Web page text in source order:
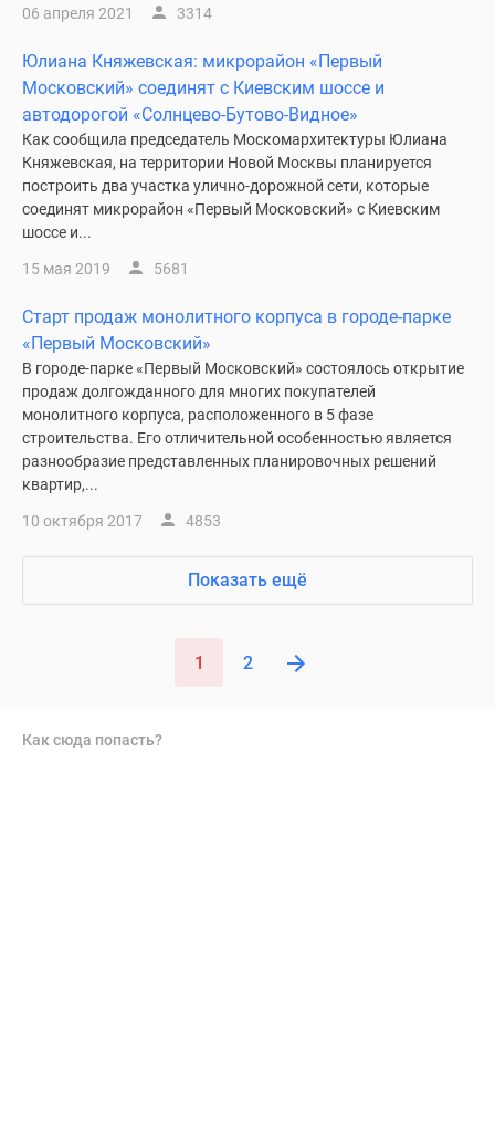
06 апреля 2021 3314
Юлиана Княжевская: микрорайон «Первый
Московский» соединят с Киевским шоссе и
автодорогой «Солнцево-Бутово-Видное»
Как сообщила председатель Москомархитектуры Юлиана
Княжевская, на территории Новой Москвы планируется
построить два участка улично-дорожной сети, которые
соединят микрорайон «Первый Московский» с Киевским
шоссе и...
15 мая 2019 5681
Старт продаж монолитного корпуса в городе-парке
«Первый Московский»
В городе-парке «Первый Московский» состоялось открытие
продаж долгожданного для многих покупателей
монолитного корпуса, расположенного в 5 фазе
строительства. Его отличительной особенностью является
разнообразие представленных планировочных решений
квартир,...
10 октября 2017 4853
Показать ещё
1 2
Как сюда попасть?